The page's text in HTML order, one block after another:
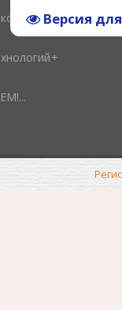
Версия